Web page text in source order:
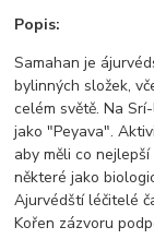
Popis:
Samahan je
bylinných složek,
celém světě. Na
jako "Peyava".
aby měli co
některé jako
Ajurvédští léčitelé
Kořen zázvoru